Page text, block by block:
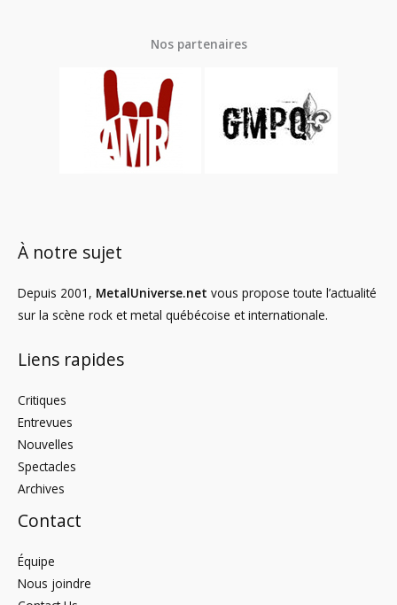
Nos partenaires
À notre sujet
Depuis 2001, MetalUniverse.net vous propose toute l’actualité
sur la scène rock et metal québécoise et internationale.
Liens rapides
Critiques
Entrevues
Nouvelles
Spectacles
Archives
Contact
Équipe
Nous joindre